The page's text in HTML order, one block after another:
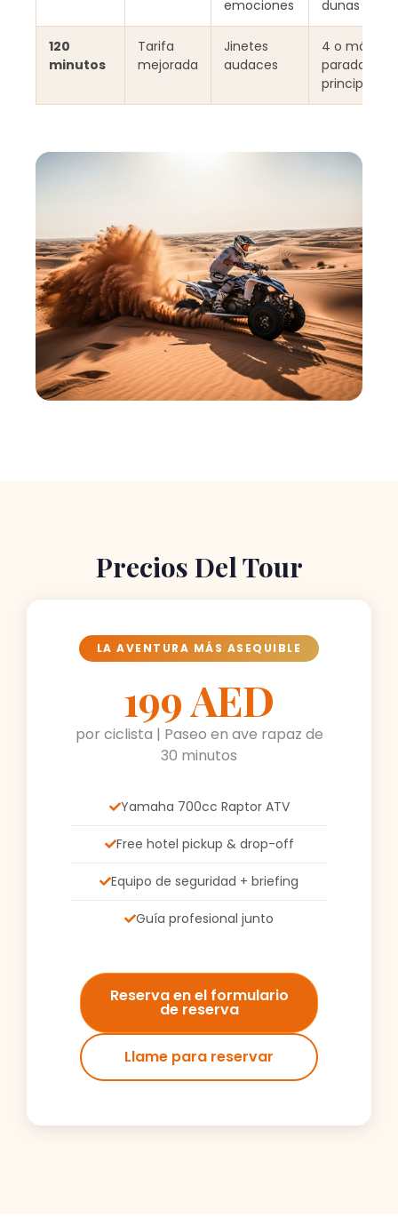
emociones dunas
120
minutos
Tarifa
mejorada
Jinetes
audaces
4 o más
paradas
principales
Precios Del Tour
LA AVENTURA MÁS ASEQUIBLE
199 AED
por ciclista | Paseo en ave rapaz de
30 minutos
Yamaha 700cc Raptor ATV
Free hotel pickup & drop-off
Equipo de seguridad + briefing
Guía profesional junto
Reserva en el formulario
de reserva
Llame para reservar